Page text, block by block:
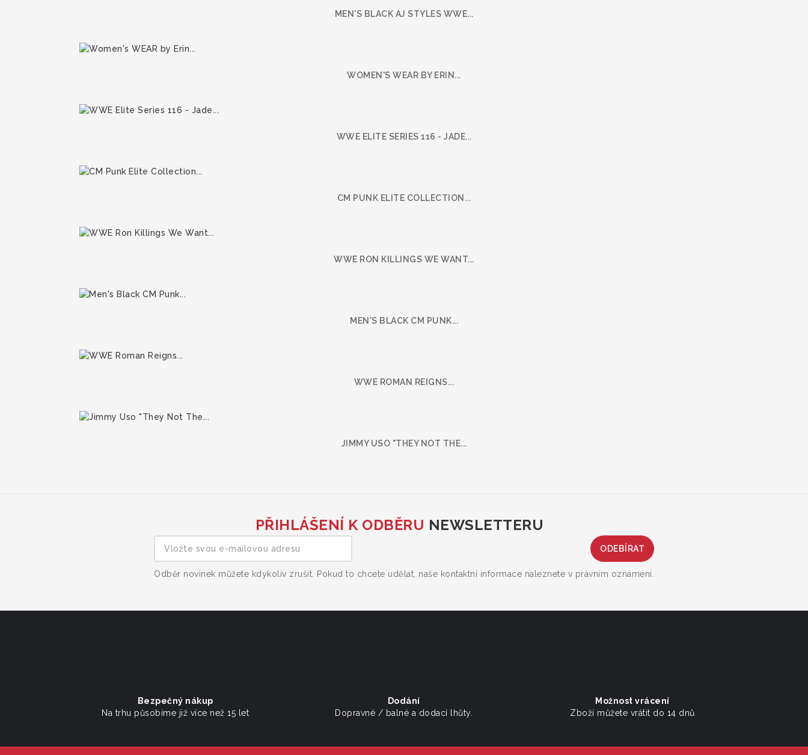
MEN'S BLACK AJ STYLES WWE...
WOMEN'S WEAR BY ERIN...
WWE ELITE SERIES 116 - JADE...
CM PUNK ELITE COLLECTION...
WWE RON KILLINGS WE WANT...
MEN'S BLACK CM PUNK...
WWE ROMAN REIGNS...
JIMMY USO "THEY NOT THE...
PŘIHLÁŠENÍ K ODBĚRU NEWSLETTERU
Odběr novinek můžete kdykoliv zrušit. Pokud to chcete udělat, naše kontaktní informace naleznete v právním oznámení.
Bezpečný nákup
Na trhu působíme již více než 15 let
Dodání
Dopravné / balné a dodací lhůty.
Možnost vrácení
Zboží můžete vrátit do 14 dnů